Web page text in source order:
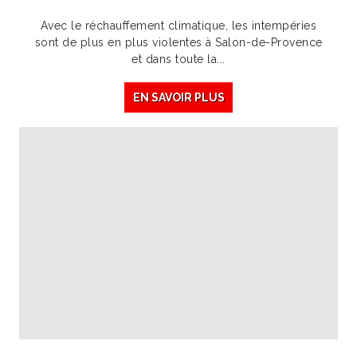
Avec le réchauffement climatique, les intempéries
sont de plus en plus violentes à Salon-de-Provence
et dans toute la...
EN SAVOIR PLUS